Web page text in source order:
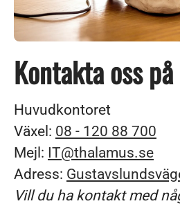
Kontakta oss
Huvudkontoret
Växel: 08 - 120 88 700
Mejl: IT@thalamus.se
Adress:
Vill du ha kontakt med